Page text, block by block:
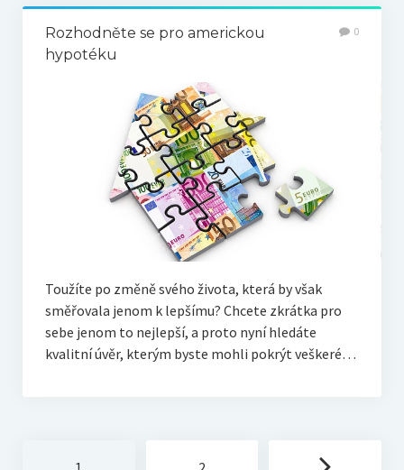
Rozhodněte se pro americkou
hypotéku
0
Toužíte po změně svého života, která by však
směřovala jenom k lepšímu? Chcete zkrátka pro
sebe jenom to nejlepší, a proto nyní hledáte
kvalitní úvěr, kterým byste mohli pokrýt veškeré…